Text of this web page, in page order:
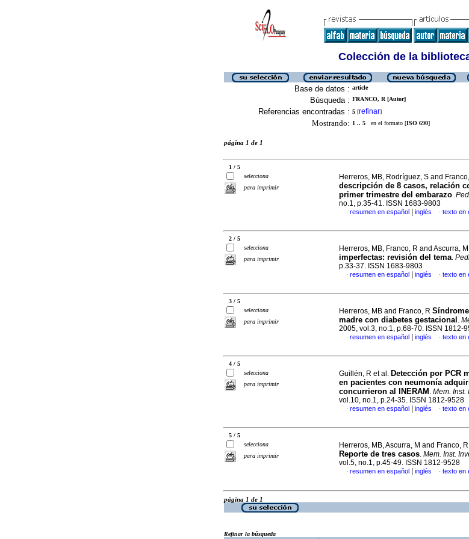
Colección de la
Base de datos : article
Búsqueda : FRANCO, R [Autor]
Referencias encontradas : 5 [refinar]
Mostrando: 1 .. 5 en el formato [ISO 690]
página 1 de 1
1 / 5
selecciona
para imprimir
Herreros, MB, Rodríguez, S and
descripción de 8 casos, relación
primer trimestre del embarazo.
no.1, p.35-41. ISSN 1683-9803
· resumen en español inglés · texto en
2 / 5
selecciona
para imprimir
Herreros, MB, Franco, R and Ascurra, M
imperfectas: revisión del tema.
p.33-37. ISSN 1683-9803
· resumen en español inglés · texto en
3 / 5
selecciona
para imprimir
Herreros, MB and Franco, R
madre con diabetes gestacional .
2005, vol.3, no.1, p.68-70. ISSN 1812-
· resumen en español inglés · texto en
4 / 5
selecciona
para imprimir
Guillén, R et al. Detección por PCR
en pacientes con neumonía
concurrieron al INERAM . Mem. Inst.
vol.10, no.1, p.24-35. ISSN 1812-9528
· resumen en español inglés · texto en
5 / 5
selecciona
para imprimir
Herreros, MB, Ascurra, M and Franco, R
Reporte de tres casos. Mem. Inst.
vol.5, no.1, p.45-49. ISSN 1812-9528
· resumen en español inglés · texto en
página 1 de 1
Refinar la búsqueda